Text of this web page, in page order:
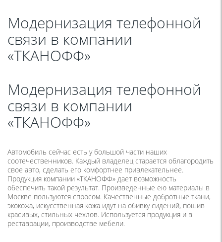
Модернизация телефонной
связи в компании
«ТКАНОФФ»
Модернизация телефонной
связи в компании
«ТКАНОФФ»
Автомобиль сейчас есть у большой части наших
соотечественников. Каждый владелец старается облагородить
свое авто, сделать его комфортнее привлекательнее.
Продукция компании «ТКАНОФФ» дает возможность
обеспечить такой результат. Произведенные ею материалы в
Москве пользуются спросом. Качественные добротные ткани,
экокожа, искусственная кожа идут на обивку сидений, пошив
красивых, стильных чехлов. Используется продукция и в
реставрации, производстве мебели.